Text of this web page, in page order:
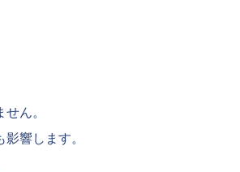
ん。
響します。